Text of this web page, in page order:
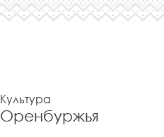
Культура
Оренбуржья